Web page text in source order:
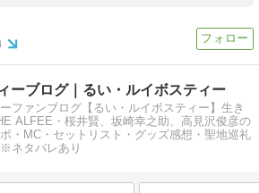
ーブログ｜るい・ルイボスティー
ファンブログ【るい・ルイボスティー】生き
ALFEE・桜井賢、坂崎幸之助、高見沢俊彦の
・MC・セットリスト・グッズ感想・聖地巡礼
ネタバレあり